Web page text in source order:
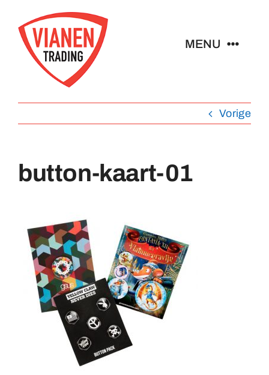
naar
inhoud
MENU
Pins
Schlüsselanhänger
Medaillen
Vorige
button-kaart-01